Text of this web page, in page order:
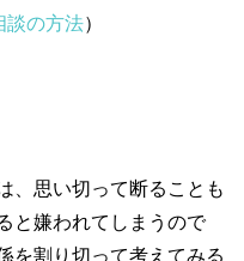
談の方法）
、思い切って断ることも
と嫌われてしまうので
を割り切って考えてみる